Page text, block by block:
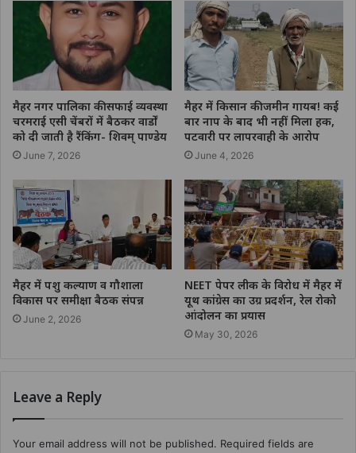
मैहर नगर पालिका की सफाई व्यवस्था
चरमराई एसी चेंबरों में बैठकर वार्डों
को दी जाती है रैंकिंग- शिवम् पाण्डेय
June 7, 2026
मैहर में किसान की जमीन गायब! कई
बार नाप के बाद भी नहीं मिला हक,
पटवारी पर लापरवाही के आरोप
June 4, 2026
मैहर में पशु कल्याण व गौशाला
विकास पर समीक्षा बैठक संपन्न
June 2, 2026
NEET पेपर लीक के विरोध में मैहर में
यूथ कांग्रेस का उग्र प्रदर्शन, रेल रोको
आंदोलन का प्रयास
May 30, 2026
Leave a Reply
Your email address will not be published. Required fields are